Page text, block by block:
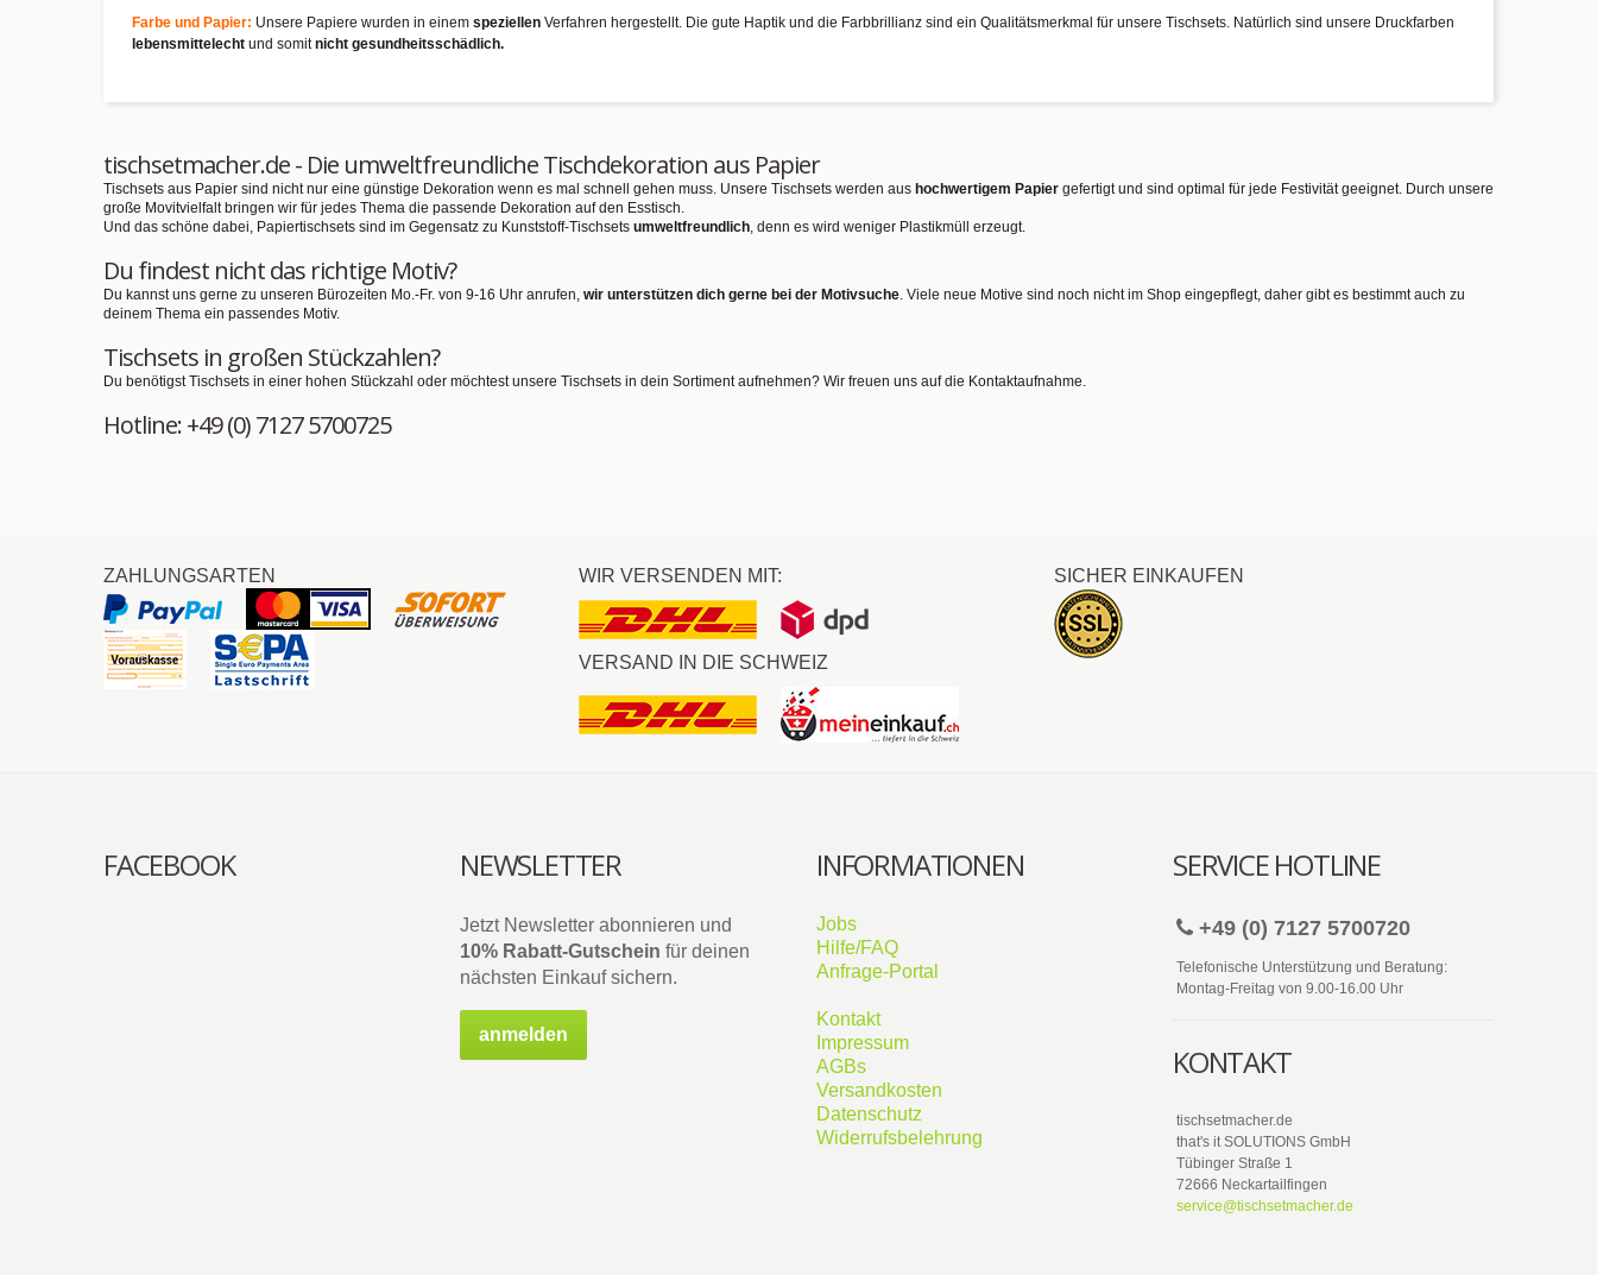
Farbe und Papier: Unsere Papiere wurden in einem speziellen Verfahren hergestellt. Die gute Haptik und die Farbbrillianz sind ein Qualitätsmerkmal für unsere Tischsets. Natürlich sind unsere Druckfarben
lebensmittelecht und somitnicht gesundheitsschädlich.
tischsetmacher.de - Die umweltfreundliche Tischdekoration aus Papier
Tischsets aus Papier sind nicht nur eine günstige Dekoration wenn es mal schnell gehen muss. Unsere Tischsets werden aus hochwertigem Papier gefertigt und sind optimal für jede Festivität geeignet. Durch unsere
große Movitvielfalt bringen wir für jedes Thema die passende Dekoration auf den Esstisch.
Und das schöne dabei, Papiertischsets sind im Gegensatz zu Kunststoff-Tischsets umweltfreundlich, denn es wird weniger Plastikmüll erzeugt.
Du findest nicht das richtige Motiv?
Du kannst uns gerne zu unseren Bürozeiten Mo.-Fr. von 9-16 Uhr anrufen, wir unterstützen dich gerne bei der Motivsuche. Viele neue Motive sind noch nicht im Shop eingepflegt, daher gibt es bestimmt auch zu
deinem Thema ein passendes Motiv.
Tischsets in großen Stückzahlen?
Du benötigst Tischsets in einer hohen Stückzahl oder möchtest unsere Tischsets in dein Sortiment aufnehmen? Wir freuen uns auf die Kontaktaufnahme.
Hotline: +49 (0) 7127 5700725
ZAHLUNGSARTEN WIR VERSENDEN MIT:
VERSAND IN DIE SCHWEIZ
SICHER EINKAUFEN
FACEBOOK NEWSLETTER
Jetzt Newsletter abonnieren und
10% Rabatt-Gutschein für deinen
nächsten Einkauf sichern.
anmelden
INFORMATIONEN
Jobs
Hilfe/FAQ
Anfrage-Portal
Kontakt
Impressum
AGBs
Versandkosten
Datenschutz
Widerrufsbelehrung
SERVICE HOTLINE
+49 (0) 7127 5700720
Telefonische Unterstützung und Beratung:
Montag-Freitag von 9.00-16.00 Uhr
KONTAKT
tischsetmacher.de
that's it SOLUTIONS GmbH
Tübinger Straße 1
72666 Neckartailfingen
service@tischsetmacher.de